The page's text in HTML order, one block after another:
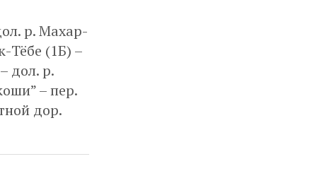
р. Махар-
Тёбе (1Б) –
дол. р.
– пер.
дор.